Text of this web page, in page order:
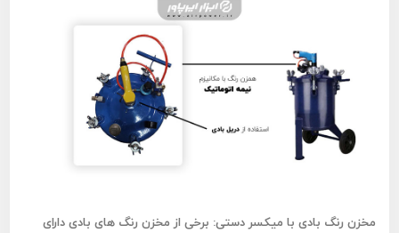
مخزن رنگ بادی با میکسر دستی: برخی از مخزن رنگ های بادی دارای